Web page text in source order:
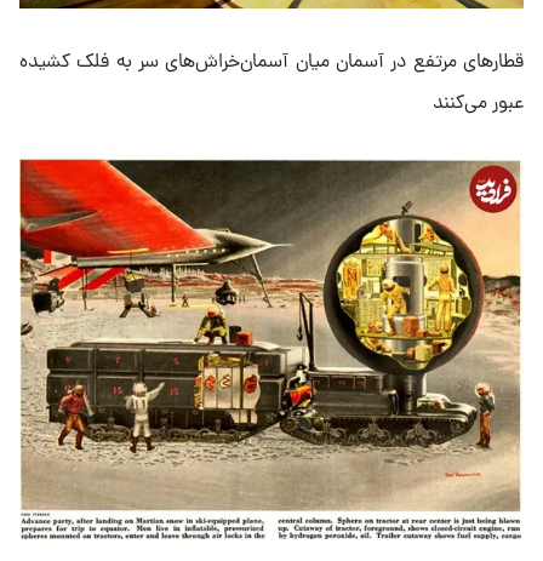
قطارهای مرتفع در آسمان میان آسمان‌خراش‌های سر به فلک کشیده
عبور می‌کنند